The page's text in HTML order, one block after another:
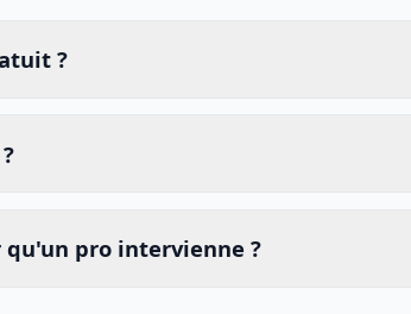
?
pro intervienne ?